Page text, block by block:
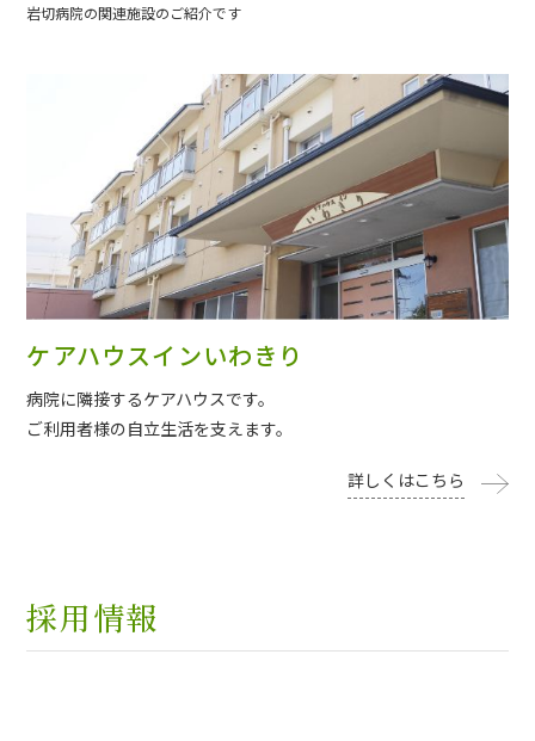
岩切病院の関連施設のご紹介です
ケアハウスインいわきり
病院に隣接するケアハウスです。
ご利用者様の自立生活を支えます。
詳しくはこちら
採用情報